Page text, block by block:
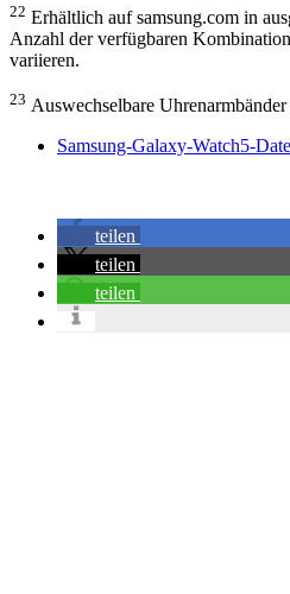
22 Erhältlich auf samsung.com in
Anzahl der verfügbaren
variieren.
23 Auswechselbare
Samsung-Galaxy-Watch5-
teilen
teilen
teilen